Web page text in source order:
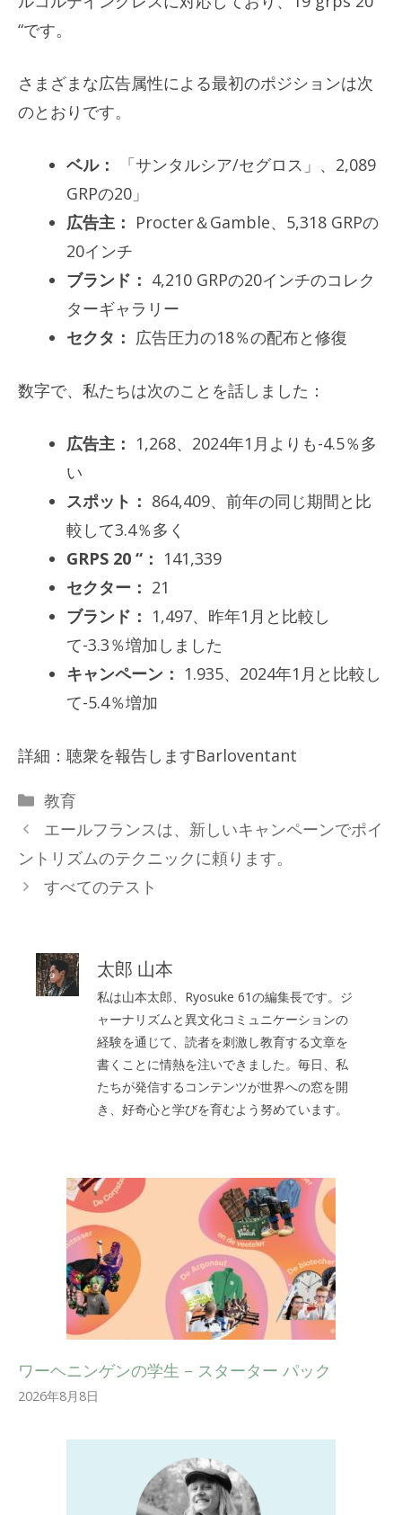
“です。
さまざまな広告属性による最初のポジションは次
のとおりです。
ベル：
「サンタルシア/セグロス」、2,089
GRPの20」
広告主： Procter＆Gamble、5,318 GRPの
20インチ
ブランド： 4,210 GRPの20インチのコレク
ターギャラリー
セクタ： 広告圧力の18％の配布と修復
数字で、私たちは次のことを話しました：
広告主： 1,268、2024年1月よりも-4.5％多
い
スポット： 864,409、前年の同じ期間と比
較して3.4％多く
GRPS 20 “： 141,339
セクター： 21
ブランド： 1,497、昨年1月と比較し
て-3.3％増加しました
キャンペーン： 1.935、2024年1月と比較し
て-5.4％増加
詳細：聴衆を報告しますBarloventant
カ
テ
リ
ー
教育
エールフランスは、新しいキャンペーンでポイ
ントリズムのテクニックに頼ります。
すべてのテスト
太郎 山本
私は山本太郎、Ryosuke 61の編集長です。ジ
ャーナリズムと異文化コミュニケーションの
経験を通じて、読者を刺激し教育する文章を
書くことに情熱を注いできました。毎日、私
たちが発信するコンテンツが世界への窓を開
き、好奇心と学びを育むよう努めています。
ワーヘニンゲンの学生 – スターター パック
2026年8月8日